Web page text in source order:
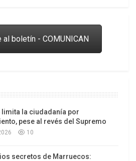
boletín - COMUNICAN
limita la ciudadanía por
pese al revés del Supremo
10
secretos de Marruecos: